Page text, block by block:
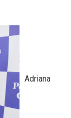
Adriana